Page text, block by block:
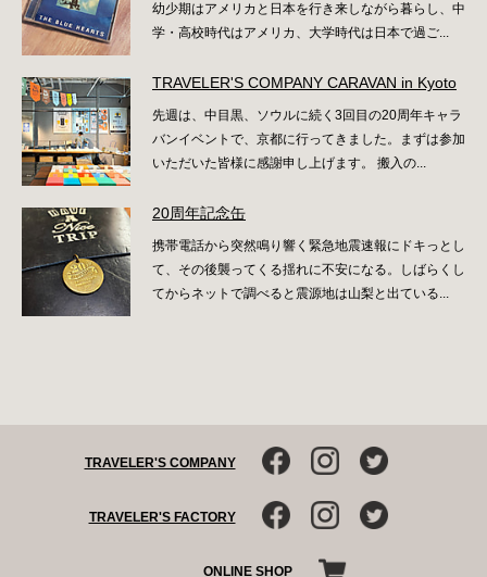
幼少期はアメリカと日本を行き来しながら暮らし、中
学・高校時代はアメリカ、大学時代は日本で過ご...
TRAVELER'S COMPANY CARAVAN in Kyoto
先週は、中目黒、ソウルに続く3回目の20周年キャラ
バンイベントで、京都に行ってきました。まずは参加
いただいた皆様に感謝申し上げます。 搬入の...
20周年記念缶
携帯電話から突然鳴り響く緊急地震速報にドキっとし
て、その後襲ってくる揺れに不安になる。しばらくし
てからネットで調べると震源地は山梨と出ている...
TRAVELER'S COMPANY
TRAVELER'S FACTORY
ONLINE SHOP